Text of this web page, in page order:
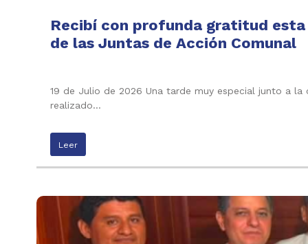
Recibí con profunda gratitud
de las Juntas de Acción Comunal
19 de Julio de 2026 Una tarde muy especial junto a
realizado…
Leer